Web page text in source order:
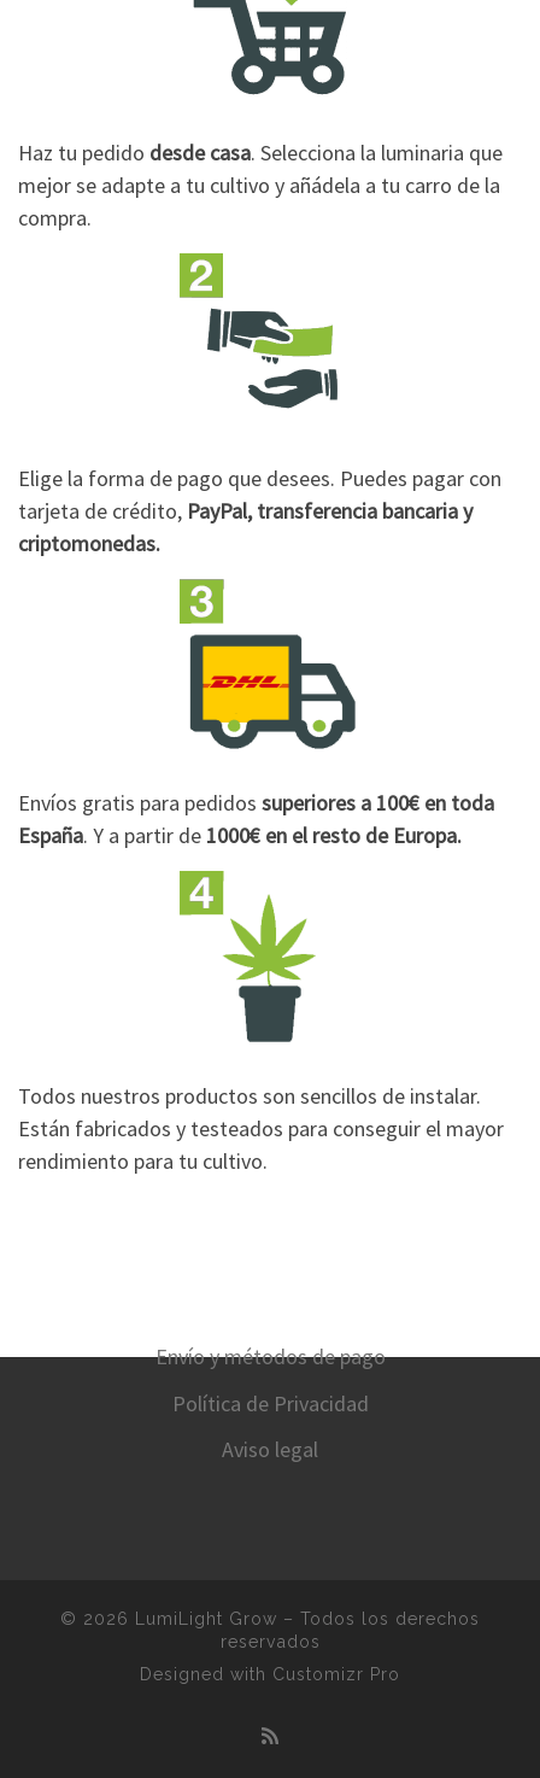
Haz tu pedido desde casa. Selecciona la luminaria que
mejor se adapte a tu cultivo y añádela a tu carro de la
compra.
Elige la forma de pago que desees. Puedes pagar con
tarjeta de crédito, PayPal, transferencia bancaria y
criptomonedas.
Envíos gratis para pedidos superiores a 100€ en toda
España. Y a partir de 1000€ en el resto de Europa.
Todos nuestros productos son sencillos de instalar.
Están fabricados y testeados para conseguir el mayor
rendimiento para tu cultivo.
Envío y métodos de pago
Política de Privacidad
Aviso legal
© 2026 LumiLight Grow – Todos los derechos
reservados
Designed with Customizr Pro